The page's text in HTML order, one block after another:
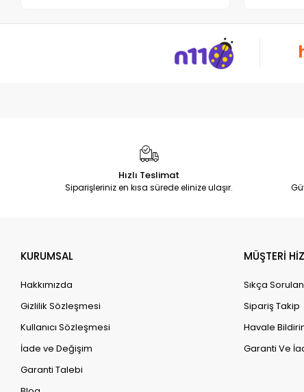
Hızlı Teslimat
Siparişleriniz en kısa sürede elinize ulaşır.
KURUMSAL
Hakkımızda
Gizlilik Sözleşmesi
Kullanıcı Sözleşmesi
İade ve Değişim
Garanti Talebi
MÜŞTERİ
Sıkça
Sipariş Takip
Havale
Garanti Ve